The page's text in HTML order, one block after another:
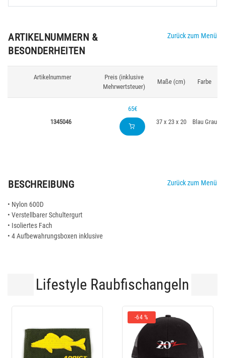
ARTIKELNUMMERN &
BESONDERHEITEN
Zurück zum Menü
Artikelnummer
Preis (inklusive
Mehrwertsteuer)
Maße (cm) Farbe
1345046
65€
37 x 23 x 20
Blau Grau
BESCHREIBUNG Zurück zum Menü
• Nylon 600D
• Verstellbarer Schultergurt
• Isoliertes Fach
• 4 Aufbewahrungsboxen inklusive
Lifestyle Raubfischangeln